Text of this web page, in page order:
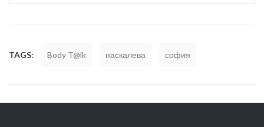
TAGS: Body T@lk паскалева софия